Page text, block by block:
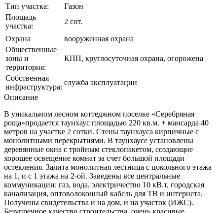
Тип участка:
Газон
Площадь
участка:
2 сот.
Охрана
вооруженная охрана
Общественные
зоны и
территория:
КПП, круглосуточная охрана, огорожена
Собственная
инфраструктура:
служба эксплуатации
Описание
В уникальном лесном коттеджном поселке «Серебряная
роща»продается таунхаус площадью 220 кв.м. + мансарда 40
метров на участке 2 сотки. Стены таунхауса кирпичные с
монолитными перекрытиями. В таунхаусе установлены
деревянные окна с тройным стеклопакетом, создающие
хорошее освещение комнат за счет большой площади
остекления. Залита монолитная лестница с цокольного этажа
на 1, и с 1 этажа на 2-ой. Заведены все центральные
коммуникации: газ, вода, электричество 10 кВ.т, городская
канализация, оптоволоконный кабель для ТВ и интернета.
Получены свидетельства и на дом, и на участок (ИЖС).
Безупречное качество строительства, очень красивые